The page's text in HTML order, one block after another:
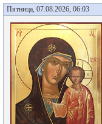
Пятница, 07.08.2026, 06:03